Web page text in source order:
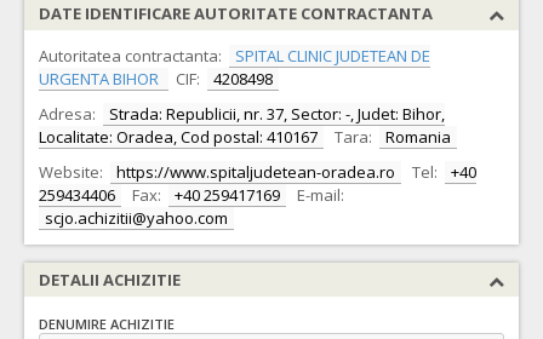
DATE IDENTIFICARE AUTORITATE CONTRACTANTA
Autoritatea contractanta:
SPITAL CLINIC JUDETEAN DE
URGENTA BIHOR
CIF:
4208498
Adresa:
Strada: Republicii, nr. 37, Sector: -, Judet: Bihor,
Localitate: Oradea, Cod postal: 410167
Tara:
Romania
Website:
https://www.spitaljudetean-oradea.ro Tel:
+40
259434406
Fax: +40 259417169
E-mail:
scjo.achizitii@yahoo.com
DETALII ACHIZITIE
DENUMIRE ACHIZITIE